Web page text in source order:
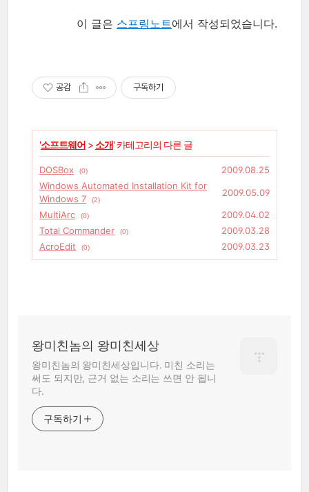
이 글은 스프링노트에서 작성되었습니다.
공감 구독하기
'소프트웨어 > 소개' 카테고리의 다른 글
DOSBox (0)
2009.08.25
Windows Automated Installation Kit for
Windows 7
(2)
2009.05.09
MultiArc
(0)
2009.04.02
Total Commander
(0)
2009.03.28
AcroEdit
(0) 2009.03.23
왕미친놈의 왕미친세상
왕미친놈의 왕미친세상입니다. 미친 소리는
써도 되지만, 근거 없는 소리는 쓰면 안 됩니
다.
구독하기